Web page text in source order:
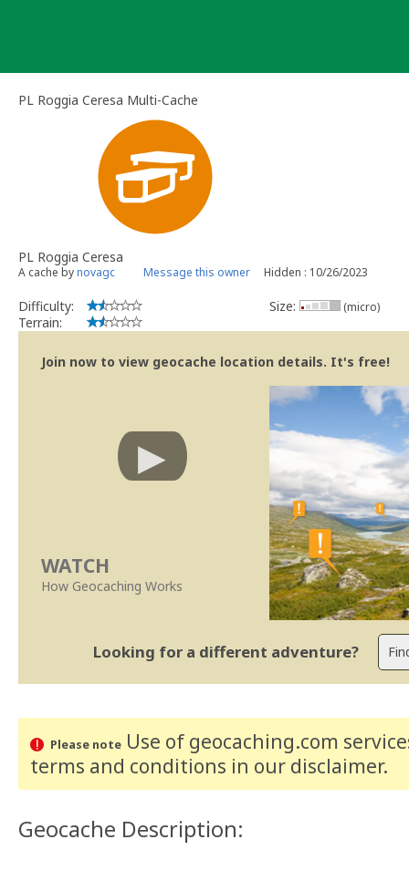
PL Roggia Ceresa Multi-Cache
PL Roggia Ceresa
A cache bynovagc Message this owner Hidden : 10/26/2023
Difficulty:
Terrain:
Size: (micro)
Join now to view geocache location details. It's free!
WATCH
How Geocaching Works
Looking for a different adventure?
Please noteUse of geocaching.com
terms and conditions in our disclaimer.
Geocache Description: